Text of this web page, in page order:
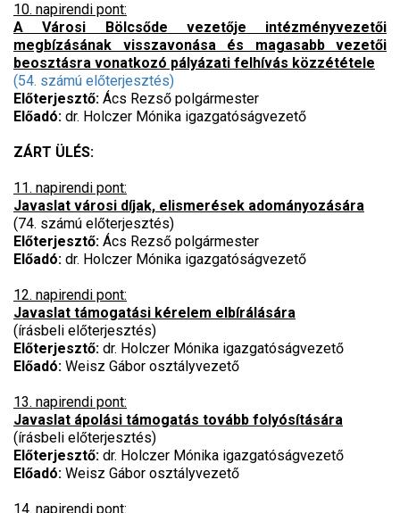
10. napirendi pont:
A Városi Bölcsőde vezetője intézményvezetői
megbízásának visszavonása és magasabb vezetői
beosztásra vonatkozó pályázati felhívás közzététele
(54. számú előterjesztés)
Előterjesztő: Ács Rezső polgármester
Előadó: dr. Holczer Mónika igazgatóságvezető
ZÁRT ÜLÉS:
11. napirendi pont:
Javaslat városi díjak, elismerések adományozására
(74. számú előterjesztés)
Előterjesztő: Ács Rezső polgármester
Előadó: dr. Holczer Mónika igazgatóságvezető
12. napirendi pont:
Javaslat támogatási kérelem elbírálására
(írásbeli előterjesztés)
Előterjesztő: dr. Holczer Mónika igazgatóságvezető
Előadó: Weisz Gábor osztályvezető
13. napirendi pont:
Javaslat ápolási támogatás tovább folyósítására
(írásbeli előterjesztés)
Előterjesztő: dr. Holczer Mónika igazgatóságvezető
Előadó: Weisz Gábor osztályvezető
14. napirendi pont: